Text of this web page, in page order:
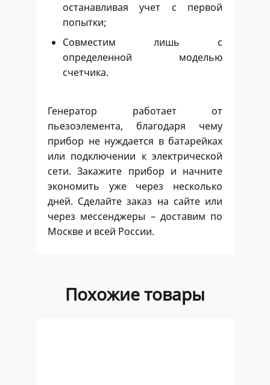
останавливая учет с первой
попытки;
Совместим лишь с
определенной моделью
счетчика.
Генератор работает от
пьезоэлемента, благодаря чему
прибор не нуждается в батарейках
или подключении к электрической
сети. Закажите прибор и начните
экономить уже через несколько
дней. Сделайте заказ на сайте или
через мессенджеры – доставим по
Москве и всей России.
Похожие товары